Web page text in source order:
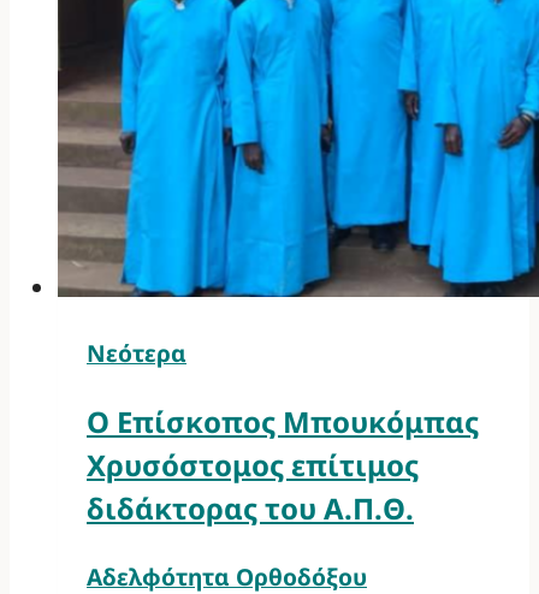
Νεότερα
Ο Επίσκοπος Μπουκόμπας
Χρυσόστομος επίτιμος
διδάκτορας του Α.Π.Θ.
Αδελφότητα Ορθοδόξου